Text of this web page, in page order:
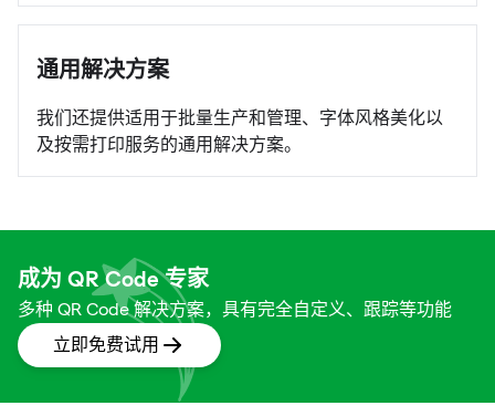
通用解决方案
我们还提供适用于批量生产和管理、字体风格美化以
及按需打印服务的通用解决方案。
成为 QR Code 专家
多种 QR Code 解决方案，具有完全自定义、跟踪等功能
立即免费试用